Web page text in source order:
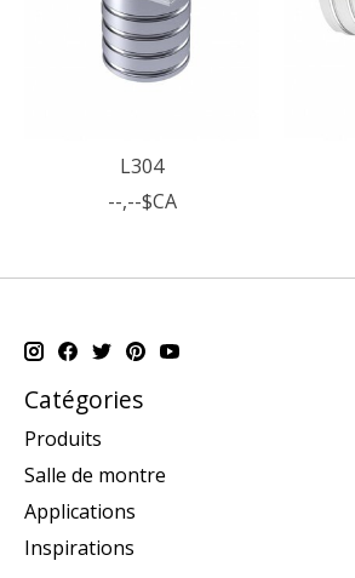
L304
--,--$CA
Catégories
Produits
Salle de montre
Applications
Inspirations